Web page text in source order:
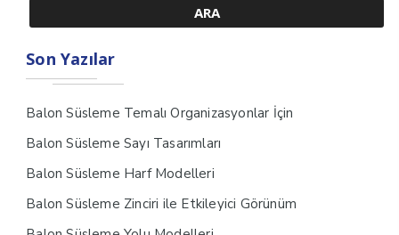
Son Yazılar
Balon Süsleme Temalı Organizasyonlar İçin
Balon Süsleme Sayı Tasarımları
Balon Süsleme Harf Modelleri
Balon Süsleme Zinciri ile Etkileyici Görünüm